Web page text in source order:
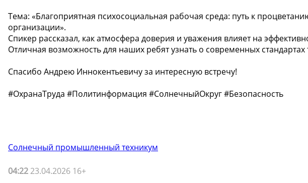
Тема: «Благоприятная психосоциальная рабочая среда: путь к
организации».
Спикер рассказал, как атмосфера доверия и уважения влияет на
Отличная возможность для наших ребят узнать о современных стандартах
Спасибо Андрею Иннокентьевичу за интересную встречу!
#ОхранаТруда #Политинформация #СолнечныйОкруг #Безопасность
Солнечный промышленный техникум
04:22 23.04.2026 16+